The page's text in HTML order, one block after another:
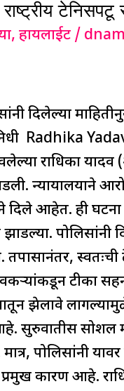
टेनिसपटू
,हायलाईट /
दिलेल्या
Radhika
राधिका यादव
आहेत. ही घटना
पोलिसांनी
टीका
झेलावे लागल्यामुळे
सुरुवातीस सोशल
पोलिसांनी
कारण आहे.